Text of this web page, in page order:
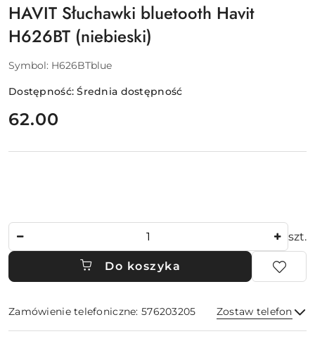
HAVIT Słuchawki bluetooth Havit
H626BT (niebieski)
Symbol: H626BTblue
Dostępność:Średnia dostępność
cena:
62.00
szt.
Do koszyka
Zamówienie telefoniczne: 576203205 Zostaw telefon